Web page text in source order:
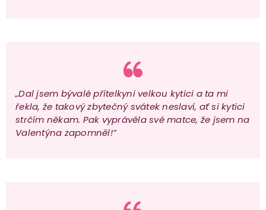
„Dal jsem bývalé přítelkyni velkou kytici a ta mi
řekla, že takový zbytečný svátek neslaví, ať si kytici
strčím někam. Pak vyprávěla své matce, že jsem na
Valentýna zapomněl!”